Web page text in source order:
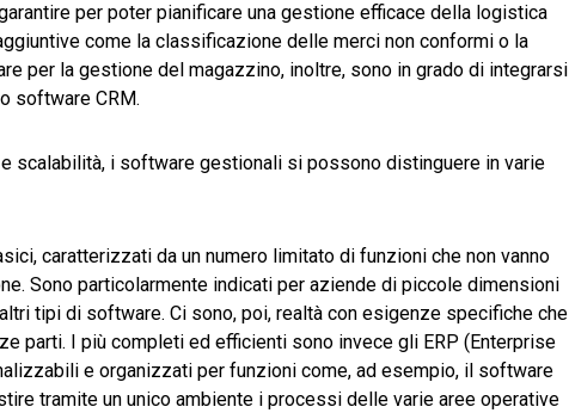
per poter pianificare una gestione efficace della logistica
come la classificazione delle merci non conformi o la
per la gestione del magazzino, inoltre, sono in grado di integrarsi
software CRM.
scalabilità, i software gestionali si possono distinguere in varie
caratterizzati da un numero limitato di funzioni che non vanno
Sono particolarmente indicati per aziende di piccole dimensioni
tipi di software. Ci sono, poi, realtà con esigenze specifiche che
parti. I più completi ed efficienti sono invece gli ERP (Enterprise
e organizzati per funzioni come, ad esempio, il software
tramite un unico ambiente i processi delle varie aree operative